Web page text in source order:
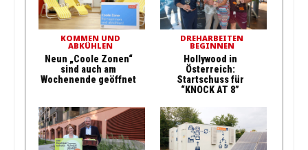
KOMMEN UND
ABKÜHLEN
Neun „Coole Zonen“
sind auch am
Wochenende geöffnet
DREHARBEITEN
BEGINNEN
Hollywood in
Österreich:
Startschuss für
“KNOCK AT 8”